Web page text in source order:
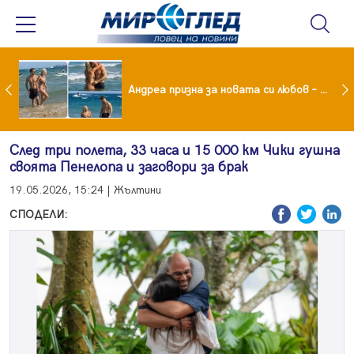
Драма вместо щастие: Звезда от "Татковци" е в болница с високорискова бременност Андреа призна за новата си любов – руснакът Игор
След три полета, 33 часа и 15 000 км Чики гушна
своята Пенелопа и заговори за брак
19.05.2026, 15:24 | Жълтини
СПОДЕЛИ: